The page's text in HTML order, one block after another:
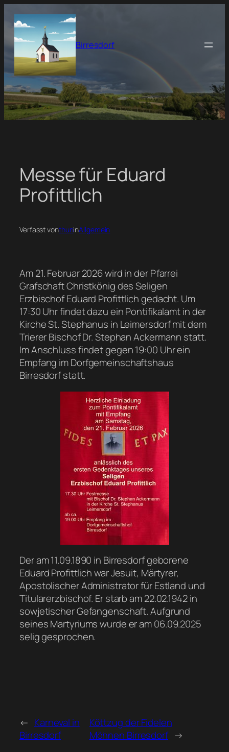
Inhalt
springen
Birresdorf
Messe für Eduard
Profittlich
Verfasst vonthuninAllgemein
Am 21. Februar 2026 wird in der Pfarrei
Grafschaft Christkönig des Seligen
Erzbischof Eduard Profittlich gedacht. Um
17:30 Uhr findet dazu ein Pontifikalamt in der
Kirche St. Stephanus in Leimersdorf mit dem
Trierer Bischof Dr. Stephan Ackermann statt.
Im Anschluss findet gegen 19:00 Uhr ein
Empfang im Dorfgemeinschaftshaus
Birresdorf statt.
Der am 11.09.1890 in Birresdorf geborene
Eduard Profittlich war Jesuit, Märtyrer,
Apostolischer Administrator für Estland und
Titularerzbischof. Er starb am 22.02.1942 in
sowjetischer Gefangenschaft. Aufgrund
seines Martyriums wurde er am 06.09.2025
selig gesprochen.
← Karneval in
Birresdorf
Köttzug der Fidelen
Möhnen Birresdorf →